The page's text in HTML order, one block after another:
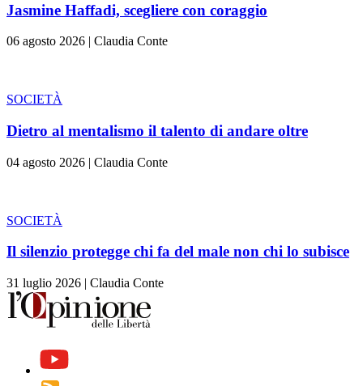
Jasmine Haffadi, scegliere con coraggio
06 agosto 2026 | Claudia Conte
SOCIETÀ
Dietro al mentalismo il talento di andare oltre
04 agosto 2026 | Claudia Conte
SOCIETÀ
Il silenzio protegge chi fa del male non chi lo subisce
31 luglio 2026 | Claudia Conte